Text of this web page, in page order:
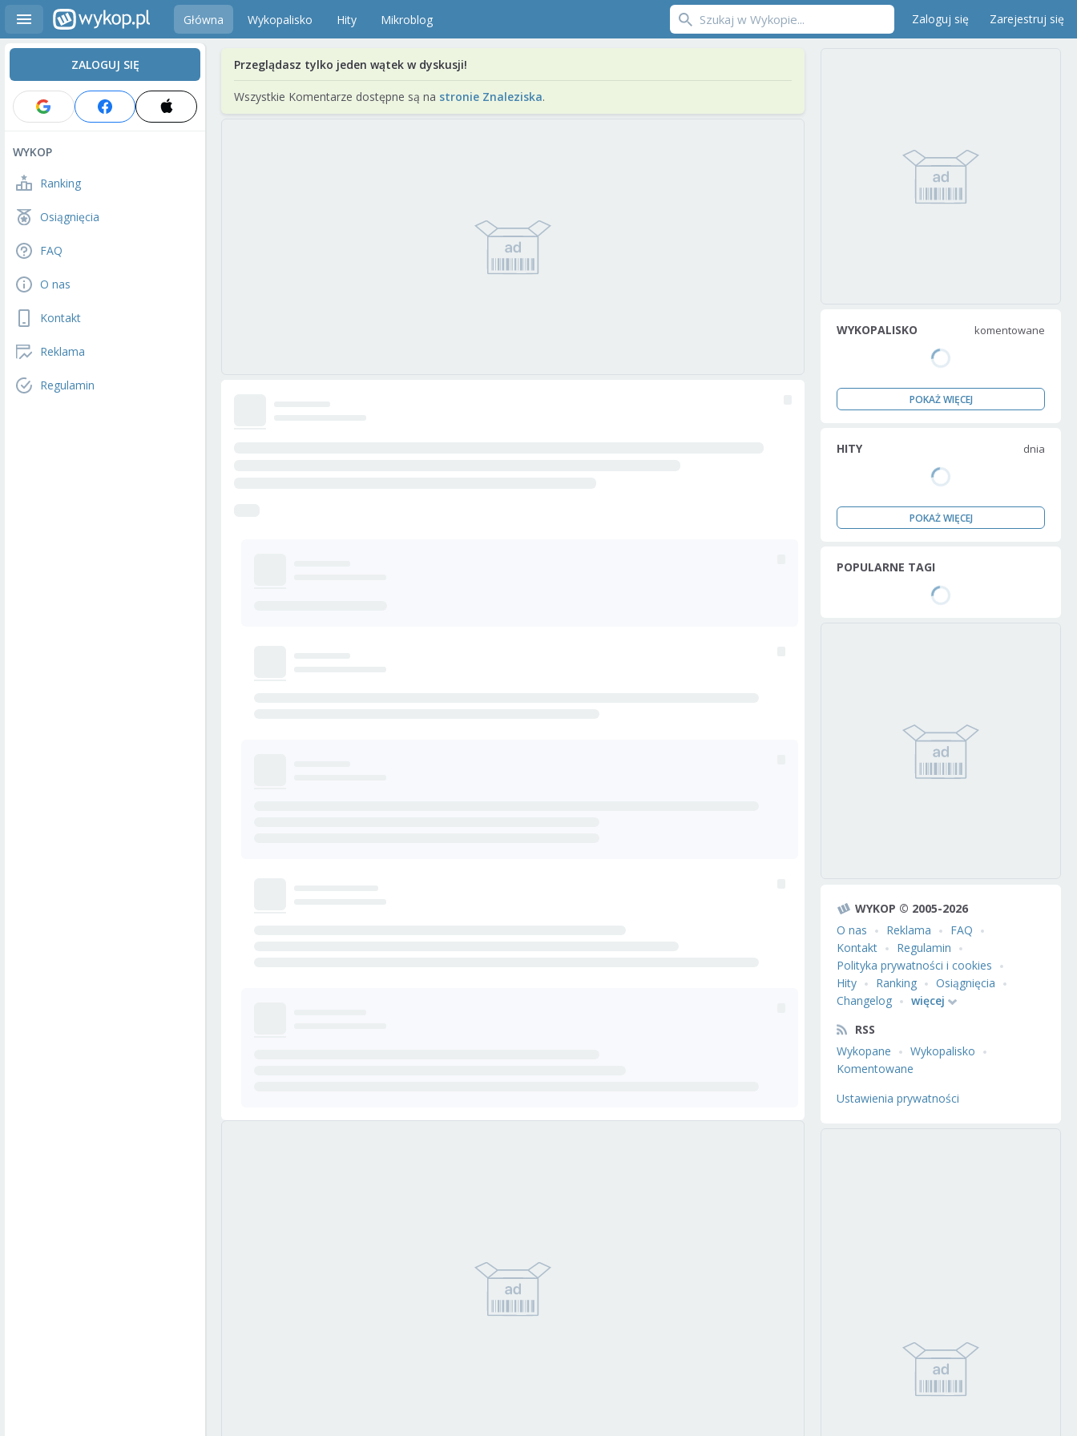
Główna Wykopalisko Hity Mikroblog Zaloguj się Zarejestruj się
ZALOGUJ SIĘ
WYKOP
Ranking
Osiągnięcia
FAQ
O nas
Kontakt
Reklama
Regulamin
Przeglądasz tylko jeden wątek w dyskusji!
Wszystkie Komentarze dostępne są na stronie Znaleziska.
WYKOPALISKO komentowane
POKAŻ WIĘCEJ
HITY dnia
POKAŻ WIĘCEJ
POPULARNE TAGI
WYKOP © 2005-2026
O nas
Reklama
FAQ
Kontakt
Regulamin
Polityka prywatności i cookies
Hity
Ranking
Osiągnięcia
Changelog
więcej
RSS
Wykopane
Wykopalisko
Komentowane
Ustawienia prywatności